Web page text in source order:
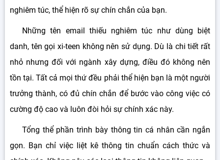
nghiêm túc, thể hiện rõ sự chín chắn của bạn.
Những tên email thiếu nghiêm túc như dùng biệt
danh, tên gọi xi-teen không nên sử dụng. Dù là chi tiết rất
nhỏ nhưng đối với ngành xây dựng, điều đó không nên
tồn tại. Tất cả mọi thứ đều phải thể hiện bạn là một người
trưởng thành, có đủ chín chắn để bước vào công việc có
cường độ cao và luôn đòi hỏi sự chính xác này.
Tổng thể phần trình bày thông tin cá nhân cần ngắn
gọn. Bạn chỉ việc liệt kê thông tin chuẩn cách thức và